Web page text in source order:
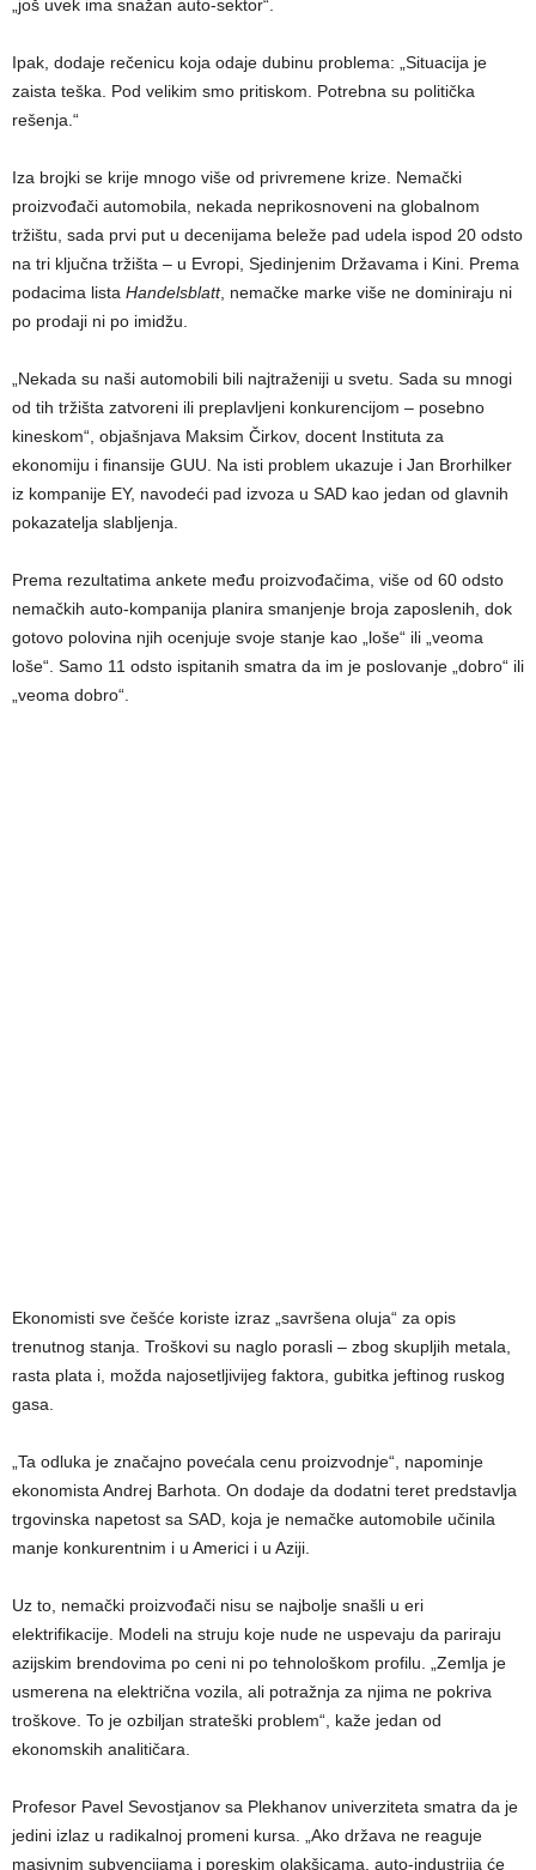
„još uvek ima snažan auto-sektor“.
Ipak, dodaje rečenicu koja odaje dubinu problema: „Situacija je
zaista teška. Pod velikim smo pritiskom. Potrebna su politička
rešenja.“
Iza brojki se krije mnogo više od privremene krize. Nemački
proizvođači automobila, nekada neprikosnoveni na globalnom
tržištu, sada prvi put u decenijama beleže pad udela ispod 20 odsto
na tri ključna tržišta – u Evropi, Sjedinjenim Državama i Kini. Prema
podacima lista Handelsblatt, nemačke marke više ne dominiraju ni
po prodaji ni po imidžu.
„Nekada su naši automobili bili najtraženiji u svetu. Sada su mnogi
od tih tržišta zatvoreni ili preplavljeni konkurencijom – posebno
kineskom“, objašnjava Maksim Čirkov, docent Instituta za
ekonomiju i finansije GUU. Na isti problem ukazuje i Jan Brorhilker
iz kompanije EY, navodeći pad izvoza u SAD kao jedan od glavnih
pokazatelja slabljenja.
Prema rezultatima ankete među proizvođačima, više od 60 odsto
nemačkih auto-kompanija planira smanjenje broja zaposlenih, dok
gotovo polovina njih ocenjuje svoje stanje kao „loše“ ili „veoma
loše“. Samo 11 odsto ispitanih smatra da im je poslovanje „dobro“ ili
„veoma dobro“.
Ekonomisti sve češće koriste izraz „savršena oluja“ za opis
trenutnog stanja. Troškovi su naglo porasli – zbog skupljih metala,
rasta plata i, možda najosetljivijeg faktora, gubitka jeftinog ruskog
gasa.
„Ta odluka je značajno povećala cenu proizvodnje“, napominje
ekonomista Andrej Barhota. On dodaje da dodatni teret predstavlja
trgovinska napetost sa SAD, koja je nemačke automobile učinila
manje konkurentnim i u Americi i u Aziji.
Uz to, nemački proizvođači nisu se najbolje snašli u eri
elektrifikacije. Modeli na struju koje nude ne uspevaju da pariraju
azijskim brendovima po ceni ni po tehnološkom profilu. „Zemlja je
usmerena na električna vozila, ali potražnja za njima ne pokriva
troškove. To je ozbiljan strateški problem“, kaže jedan od
ekonomskih analitičara.
Profesor Pavel Sevostjanov sa Plekhanov univerziteta smatra da je
jedini izlaz u radikalnoj promeni kursa. „Ako država ne reaguje
masivnim subvencijama i poreskim olakšicama, auto-industrija će